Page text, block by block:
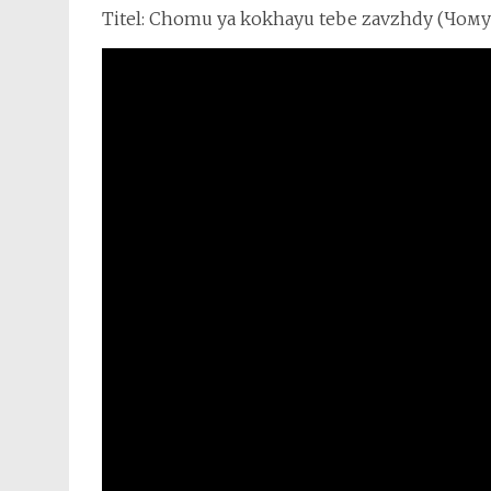
Titel: Chomu ya kokhayu tebe zavzhdy